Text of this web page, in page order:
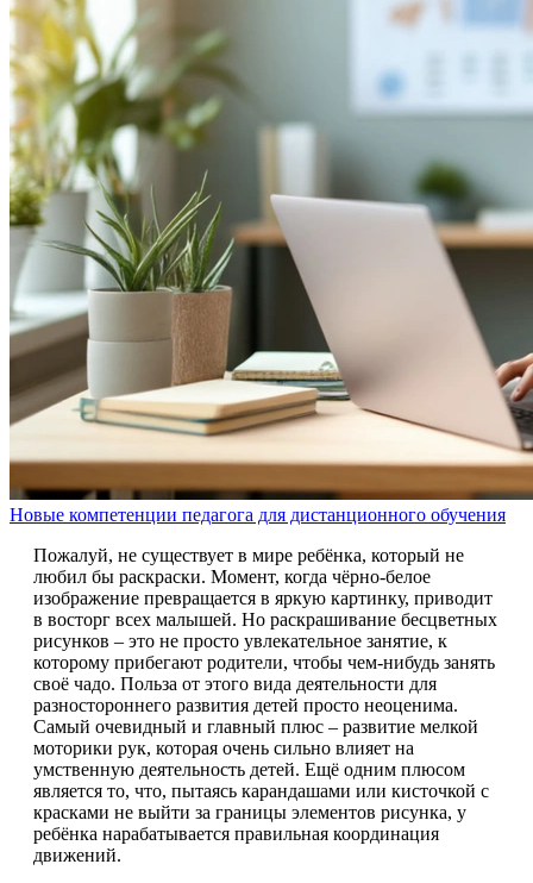
Новые компетенции педагога для дистанционного обучения
Пожалуй, не существует в мире ребёнка, который не
любил бы раскраски. Момент, когда чёрно-белое
изображение превращается в яркую картинку, приводит
в восторг всех малышей. Но раскрашивание бесцветных
рисунков – это не просто увлекательное занятие, к
которому прибегают родители, чтобы чем-нибудь занять
своё чадо. Польза от этого вида деятельности для
разностороннего развития детей просто неоценима.
Самый очевидный и главный плюс – развитие мелкой
моторики рук, которая очень сильно влияет на
умственную деятельность детей. Ещё одним плюсом
является то, что, пытаясь карандашами или кисточкой с
красками не выйти за границы элементов рисунка, у
ребёнка нарабатывается правильная координация
движений.